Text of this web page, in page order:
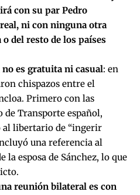
con su par Pedro
ni con ninguna otra
del resto de los países
es gratuita ni casual: en
chispazos entre el
Primero con las
Transporte español,
al libertario de “ingerir
una referencia al
la esposa de Sánchez, lo que
reunión bilateral es con